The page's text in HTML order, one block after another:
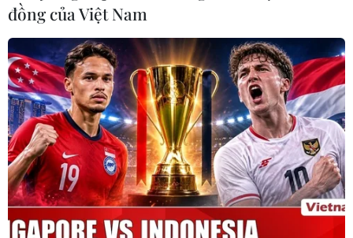
Triệt phá đường dây cá độ bóng đá liên
tỉnh, quy mô 100 tỷ đồng
28/04/2023 11:30
Lương Tiến Tùng mua tài khoản từ nhà cái ở nước
ngoài, sau đó chia nhỏ các tài khoản tổ chức điều hành
đánh bạc. Từ tháng 12/2022 đến khi bị bắt, tổng số tiền
đồng của Việt Nam